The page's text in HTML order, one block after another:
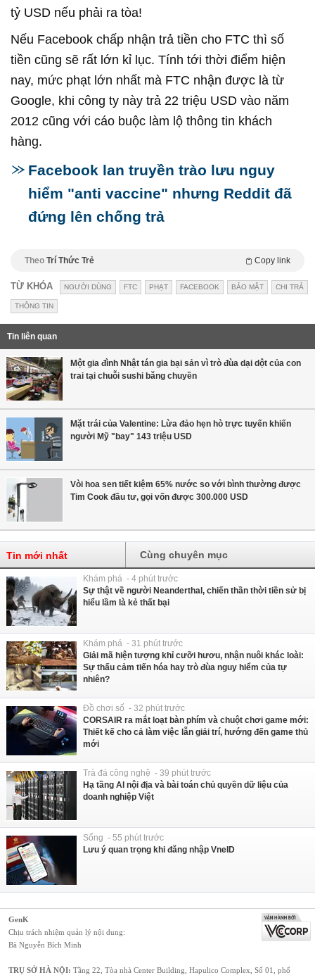
tỷ USD nếu phải ra tòa!
Nếu Facebook chấp nhận trả tiền cho FTC thì số
tiền cũng sẽ rất lớn kỉ lục. Tính tới thời điểm hiện
nay, mức phạt lớn nhất mà FTC nhận được là từ
Google, khi công ty này trả 22 triệu USD vào năm
2012 cũng với cáo buộc làm lộ thông tin khách
hàng.
Facebook lan truyền trào lưu nguy
hiểm "anti vaccine" nhưng Reddit đã
đứng lên chống trả
Theo Trí Thức Trẻ Copy link
TỪ KHÓA NGƯỜI DÙNG FTC PHẠT FACEBOOK BẢO MẬT CHI TRẢ
THÔNG TIN
Tin liên quan
Một gia đình Nhật tán gia bại sản vì trò đùa dại dột của con
trai tại chuỗi sushi băng chuyền
Mặt trái của Valentine: Lừa đảo hẹn hò trực tuyến khiến
người Mỹ "bay" 143 triệu USD
Vòi hoa sen tiết kiệm 65% nước so với bình thường được
Tim Cook đầu tư, gọi vốn được 300.000 USD
Tin mới nhất Cùng chuyên mục
Khám phá - 4 phút trước
Sự thật về người Neanderthal, chiến thần thời tiền sử bị
hiểu lầm là kẻ thất bại
Khám phá - 31 phút trước
Giải mã hiện tượng khỉ cưỡi hươu, nhận nuôi khác loài:
Sự thấu cảm tiến hóa hay trò đùa nguy hiểm của tự
nhiên?
Đồ chơi số - 32 phút trước
CORSAIR ra mắt loạt bàn phím và chuột chơi game mới:
Thiết kế cho cả làm việc lẫn giải trí, hướng đến game thủ
mới
Trà đá công nghệ - 39 phút trước
Hạ tầng AI nội địa và bài toán chủ quyền dữ liệu của
doanh nghiệp Việt
Sống - 55 phút trước
Lưu ý quan trọng khi đăng nhập VneID
GenK
Chịu trách nhiệm quản lý nội dung:
Bà Nguyễn Bích Minh
TRỤ SỞ HÀ NỘI: Tầng 22, Tòa nhà Center Building, Hapulico Complex, Số 01, phố